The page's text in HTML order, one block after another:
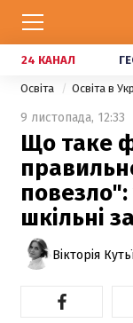
24 КАНАЛ
Освіта Освіта в
9 листопада, 12:33
Що таке
повезло":
шкільні
Вікторія